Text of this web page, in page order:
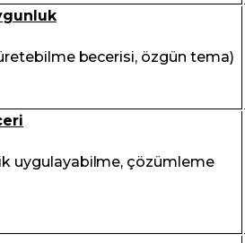
becerisi, özgün tema)
uygulayabilme, çözümleme